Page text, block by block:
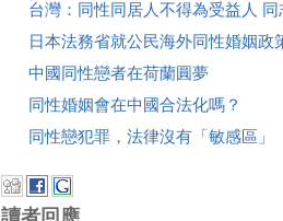
台灣：同性同居人不得為受益人
日本法務省就公民海外同性婚姻政
中國同性戀者在荷蘭圓夢
同性婚姻會在中國合法化嗎？
同性戀犯罪，法律沒有「敏感區」
讀者回應